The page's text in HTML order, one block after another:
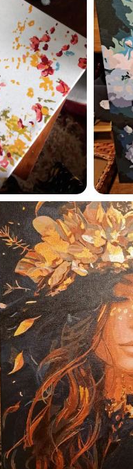
Esmu iepazinies ar
privātuma politiku un
GleznoPats.lvPrivātuma politika
SAŅEMT -10%